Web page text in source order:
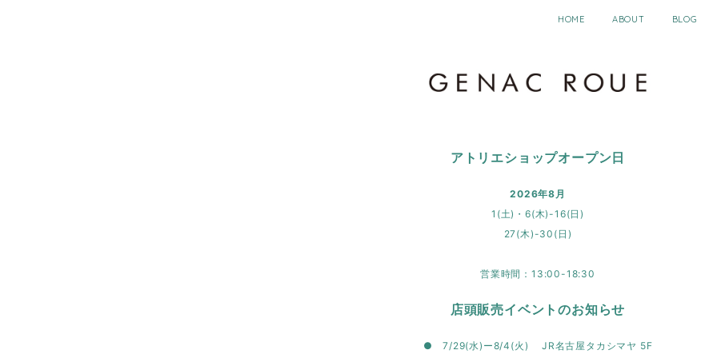
HOME ABOUT BLOG
アトリエショップオープン日
2026年8月
1(土)・6(木)-16(日)
27(木)-30(日)
営業時間：13:00-18:30
店頭販売イベントのお知らせ
● 7/29(水)ー8/4(火) JR名古屋タカシマヤ 5F